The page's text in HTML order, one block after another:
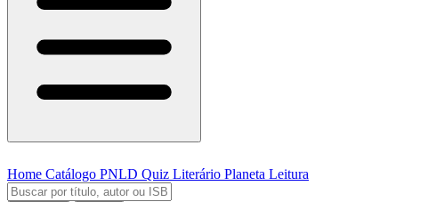
Home Catálogo PNLD Quiz Literário Planeta Leitura